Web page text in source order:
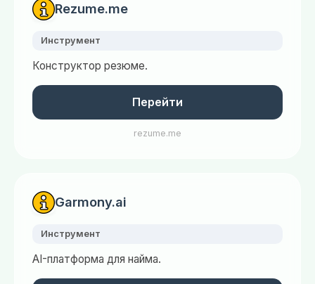
Rezume.me
Инструмент
Конструктор резюме.
Перейти
rezume.me
Garmony.ai
Инструмент
AI-платформа для найма.